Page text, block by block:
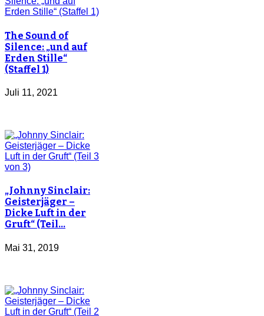
The Sound of
Silence: „und auf
Erden Stille“
(Staffel 1)
Juli 11, 2021
„Johnny Sinclair:
Geisterjäger –
Dicke Luft in der
Gruft“ (Teil…
Mai 31, 2019